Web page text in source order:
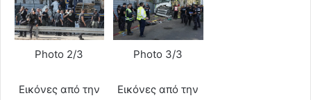
Photo 2/3
Εικόνες από την
Photo 3/3
Εικόνες από την